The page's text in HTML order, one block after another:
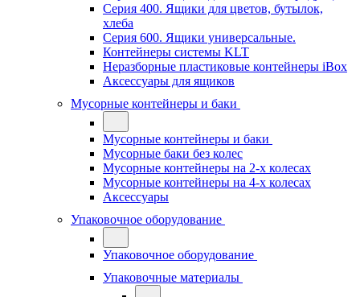
Серия 400. Ящики для цветов, бутылок,
хлеба
Серия 600. Ящики универсальные.
Контейнеры системы KLT
Неразборные пластиковые контейнеры iBox
Аксессуары для ящиков
Мусорные контейнеры и баки
Мусорные контейнеры и баки
Мусорные баки без колес
Мусорные контейнеры на 2-х колесах
Мусорные контейнеры на 4-х колесах
Аксессуары
Упаковочное оборудование
Упаковочное оборудование
Упаковочные материалы